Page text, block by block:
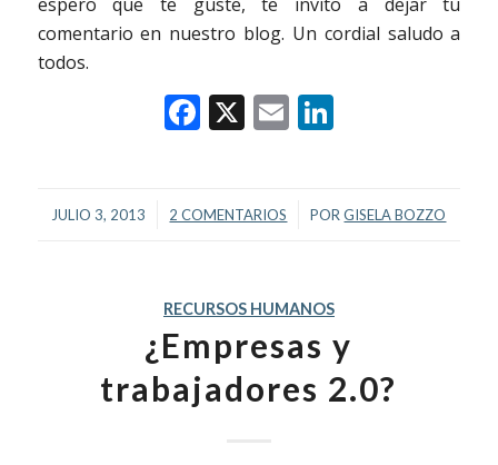
comentario en nuestro blog. Un cordial saludo a
todos.
Facebook
X EmailLinkedIn
JULIO 3, 2013
/ 2 COMENTARIOS
/ PORGISELA BOZZO
RECURSOS HUMANOS
¿Empresas y
trabajadores 2.0?